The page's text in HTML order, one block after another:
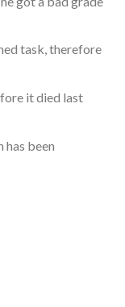
task, therefore
it died last
has been